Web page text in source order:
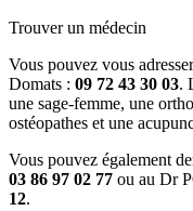
Trouver un médecin
Vous pouvez vous
Domats : 09 72 43 30 03.
une sage-femme, une
ostéopathes et une
Vous pouvez également
03 86 97 02 77 ou au Dr
12.